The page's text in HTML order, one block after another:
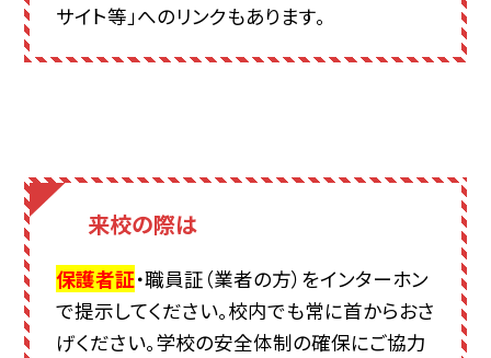
サイト等」へのリンクもあります。
来校の際は
保護者証・職員証（業者の方）をインターホン
で提示してください。校内でも常に首からおさ
げください。学校の安全体制の確保にご協力